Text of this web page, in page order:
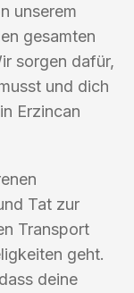
unserem
gesamten
sorgen dafür,
und dich
Erzincan
Tat zur
Transport
geht.
deine